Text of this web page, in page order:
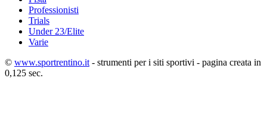
Professionisti
Trials
Under 23/Elite
Varie
© www.sportrentino.it - strumenti per i siti sportivi - pagina creata in
0,125 sec.